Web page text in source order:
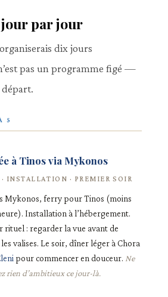
par jour
dix jours
pas un programme figé —
départ.
5
à Tinos via Mykonos
· INSTALLATION · PREMIER SOIR
Mykonos, ferry pour Tinos (moins
Installation à l’hébergement.
rituel : regarder la vue avant de
valises. Le soir, dîner léger à Chora
pour commencer en douceur. Ne
rien d’ambitieux ce jour-là.